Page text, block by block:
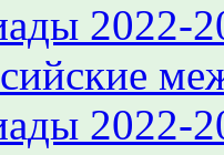
2022-
2022-